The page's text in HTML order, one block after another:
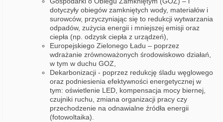
dotyczyły obiegów zamkniętych wody, materiałów i
surowców, przyczyniając się to redukcji wytwarzania
odpadów, zużycia energii i mniejszej emisji oraz
ciepła (np. odzysk ciepła z urządzeń),
Europejskiego Zielonego Ładu – poprzez
wdrażanie zrównoważonych środowiskowo działań,
w tym w duchu GOZ,
Dekarbonizacji - poprzez redukcję śladu węglowego
oraz podniesienia efektywności energetycznej w
tym: oświetlenie LED, kompensacja mocy biernej,
czujniki ruchu, zmiana organizacji pracy czy
przechodzenie na odnawialne źródła energii
(fotowoltaika).